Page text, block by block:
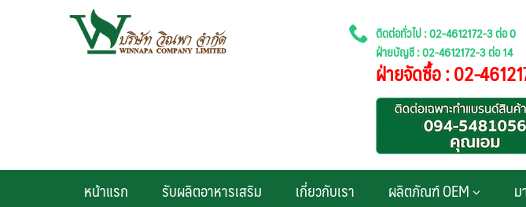
ติดต่อทั่วไป : 02-4612172-3 ต่อ 0
ฝ่ายบัญชี : 02-4612172-3 ต่อ 14
ฝ่ายจัดซื้อ : 02-
หน้าแรก รับผลิตอาหารเสริม เกี่ยวกับเรา ผลิตภัณฑ์ OEM